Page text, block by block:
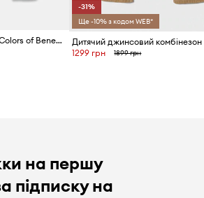
Дитячі джинси United Colors of Benetton
-31%
Ще -10% з кодом WEB*
1299 грн 1899 грн
на першу
підписку на